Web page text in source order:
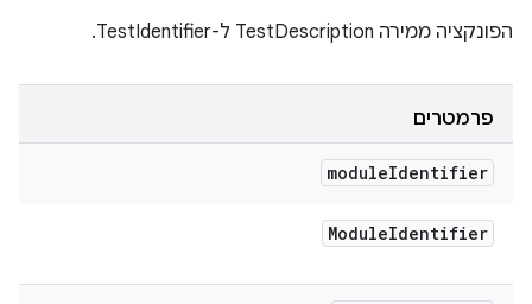
הפונקציה ממירה TestDescription ל-TestIdentifier.
פרמטרים
moduleIdentifier
ModuleIdentifier